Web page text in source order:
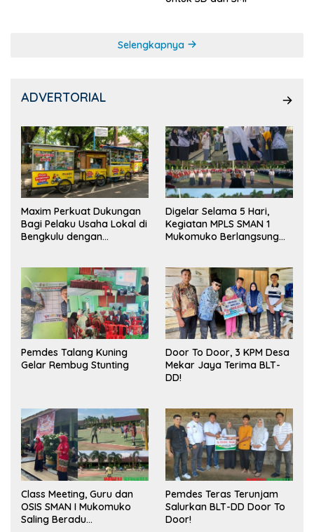
Selengkapnya
ADVERTORIAL
Maxim Perkuat Dukungan
Bagi Pelaku Usaha Lokal di
Bengkulu dengan
Pasar
Digelar Selama 5 Hari,
Kegiatan MPLS SMAN 1
Mukomuko Berlangsung
Pemdes Talang Kuning
Gelar Rembug Stunting
Door To Door, 3 KPM Desa
Mekar Jaya Terima BLT-
DD!
Class Meeting, Guru dan
OSIS SMAN I Mukomuko
Saling Beradu
Pemdes Teras Terunjam
Salurkan BLT-DD Door To
Door!